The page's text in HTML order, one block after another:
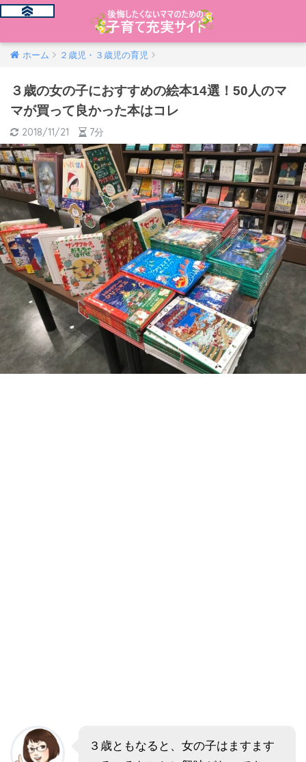
ホーム ２歳児・３歳児の育児
３歳の女の子におすすめの絵本14選！50人のマ
マが買って良かった本はコレ
2018/11/21 7分
３歳ともなると、女の子はますます